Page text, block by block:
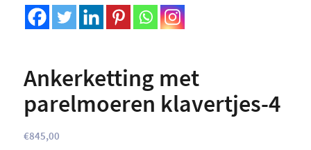
Ankerketting met
parelmoeren klavertjes-4
€845,00